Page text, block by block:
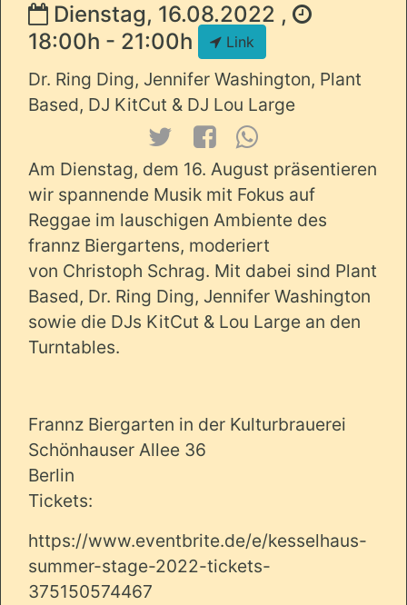
Dienstag, 16.08.2022 ,
18:00h - 21:00h
Link
Dr. Ring Ding, Jennifer Washington, Plant
Based, DJ KitCut & DJ Lou Large
Am Dienstag, dem 16. August präsentieren
wir spannende Musik mit Fokus auf
Reggae im lauschigen Ambiente des
frannz Biergartens, moderiert
von Christoph Schrag. Mit dabei sind Plant
Based, Dr. Ring Ding, Jennifer Washington
sowie die DJs KitCut & Lou Large an den
Turntables.
Frannz Biergarten in der Kulturbrauerei
Schönhauser Allee 36
Berlin
Tickets:
https://www.eventbrite.de/e/kesselhaus-
summer-stage-2022-tickets-
375150574467